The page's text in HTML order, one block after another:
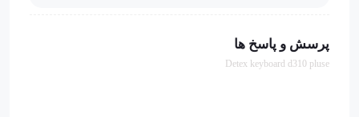
کلیدهای میانبر
پرسش و پاسخ ها
Detex keyboard d310 pluse